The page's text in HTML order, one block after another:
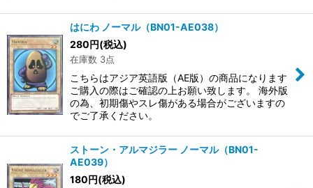
はにわ ノーマル（BN01-AE038）
280円(税込)
在庫数 3点
こちらはアジア英語版（AE版）の商品になります
ご購入の際はご確認の上お願い致します。 海外版
の為、初期傷やスレ傷がある場合がございますの
でご了承ください。
ストーン・アルマジラー ノーマル（BN01-
AE039）
180円(税込)